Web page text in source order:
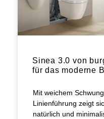
Sinea 3.0 von
für das moderne
Mit weichem
Linienführung zeigt
natürlich und